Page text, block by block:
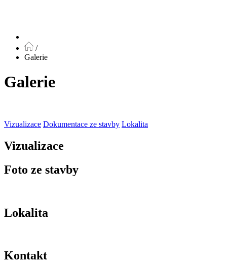
/
Galerie
Galerie
Vizualizace Dokumentace ze stavby Lokalita
Vizualizace
Foto ze stavby
Lokalita
Kontakt